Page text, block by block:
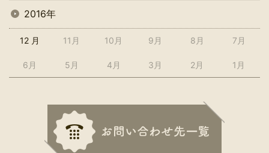
2016年
12 月 11月 10月 9月 8月 7月
6月 5月 4月 3月 2月 1月